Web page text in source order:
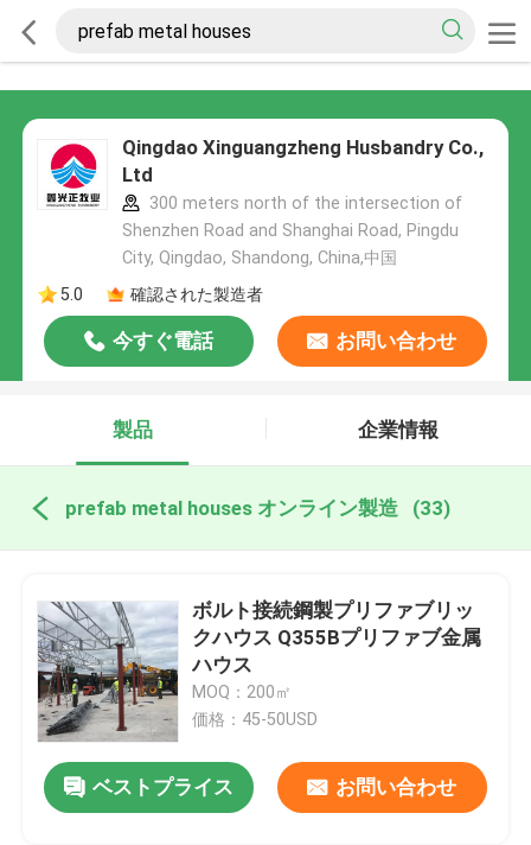
Qingdao Xinguangzheng Husbandry Co.,
Ltd
300 meters north of the intersection of
Shenzhen Road and Shanghai Road, Pingdu
City, Qingdao, Shandong, China,中国
5.0
確認された製造者
今すぐ電話 お問い合わせ
製品 企業情報
prefab metal houses オンライン製造 (33)
ボルト接続鋼製プリファブリッ
クハウス Q355Bプリファブ金属
ハウス
MOQ：200㎡
価格：45-50USD
ベストプライス お問い合わせ